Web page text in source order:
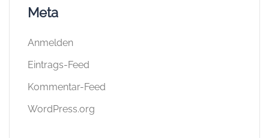
Meta
Anmelden
Eintrags-Feed
Kommentar-Feed
WordPress.org